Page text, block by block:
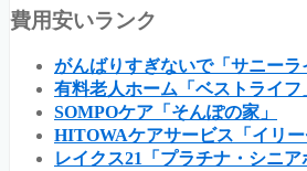
費用安いランク
がんばりすぎないで「サニーラ
有料老人ホーム「ベストライフ
SOMPOケア「そんぽの家」
HITOWAケアサービス「イリー
レイクス21「プラチナ・シニア